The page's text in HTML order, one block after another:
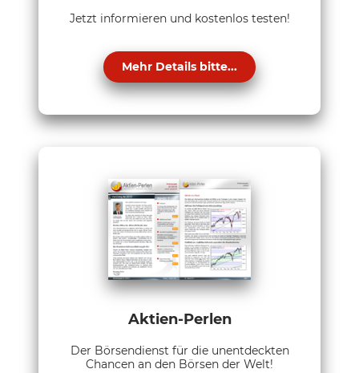
Jetzt informieren und kostenlos testen!
Mehr Details bitte...
Aktien-Perlen
Der Börsendienst für die unentdeckten
Chancen an den Börsen der Welt!